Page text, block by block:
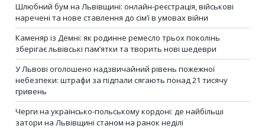
Шлюбний бум на Львівщині: онлайн-реєстрація, військові
наречені та нове ставлення до сім’ї в умовах війни
Каменяр із Демні: як родинне ремесло трьох поколінь
зберігає львівські пам’ятки та творить нові шедеври
У Львові оголошено надзвичайний рівень пожежної
небезпеки: штрафи за підпали сягають понад 21 тисячу
гривень
Черги на українсько-польському кордоні: де найбільші
затори на Львівщині станом на ранок неділі